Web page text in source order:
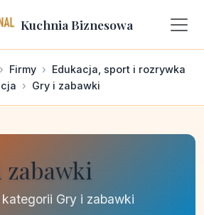
Kuchnia Biznesowa
Firmy
Edukacja, sport i rozrywka
Gry i zabawki
zabawki
Gry i zabawki